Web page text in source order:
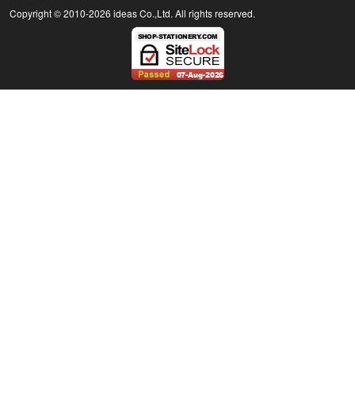
Copyright © 2010-2026 ideas Co.,Ltd. All rights reserved.